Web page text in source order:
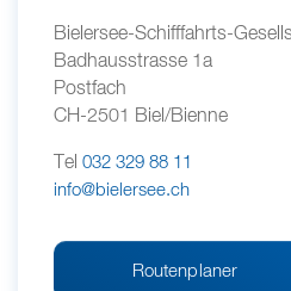
Bielersee-Schifffahrts-
Badhausstrasse 1a
Postfach
CH-2501 Biel/Bienne
Tel 032 329 88 11
info@bielersee.ch
Routenplaner